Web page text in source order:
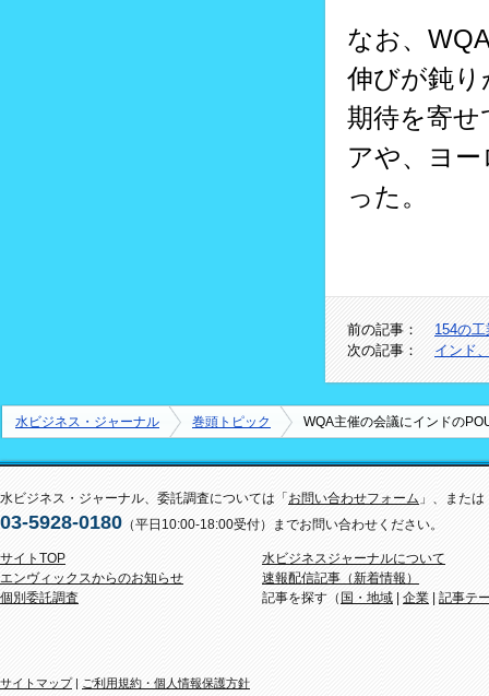
なお、
伸びが鈍
期待を寄
アや、ヨ
った。
前の記事：
154の
次の記事：
インド
水ビジネス・ジャーナル 巻頭トピック WQA主催の会議にインドの
水ビジネス・ジャーナル、委託調査については「 お問い合わせフォーム 」、または
03-5928-0180 （平日10:00-18:00受付）までお問い合わせください。
サイトTOP
エンヴィックスからのお知らせ
個別委託調査
水ビジネスジャーナルについて
速報配信記事（新着情報）
記事を探す（ 国・地域 企業 記事テ
サイトマップ| ご利用規約・個人情報保護方針